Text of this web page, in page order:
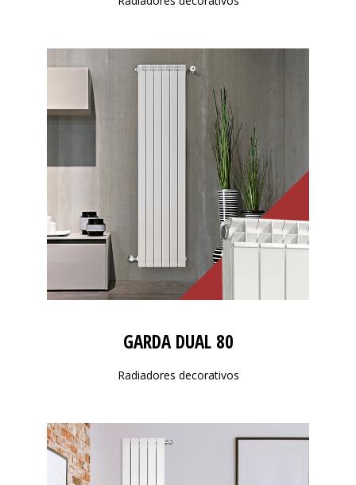
GARDA DUAL 80
Radiadores decorativos